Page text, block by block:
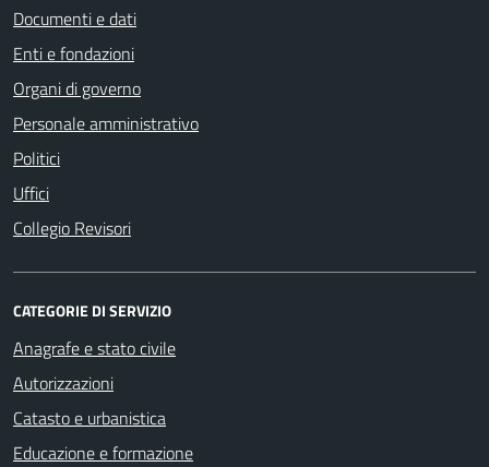
Documenti e dati
Enti e fondazioni
Organi di governo
Personale amministrativo
Politici
Uffici
Collegio Revisori
CATEGORIE DI SERVIZIO
Anagrafe e stato civile
Autorizzazioni
Catasto e urbanistica
Educazione e formazione